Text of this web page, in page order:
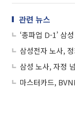
관련 뉴스
삼성전자 노사,